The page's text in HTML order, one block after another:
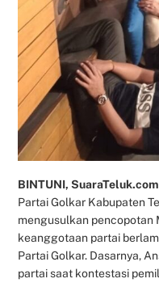
BINTUNI,
Partai Golkar Kabupaten
mengusulkan pencopotan
keanggotaan partai
Partai Golkar. Dasarnya,
partai saat kontestasi